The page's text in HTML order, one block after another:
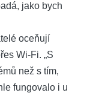
jako bych
oceňují
Wi-Fi. „S
než s tím,
fungovalo i u